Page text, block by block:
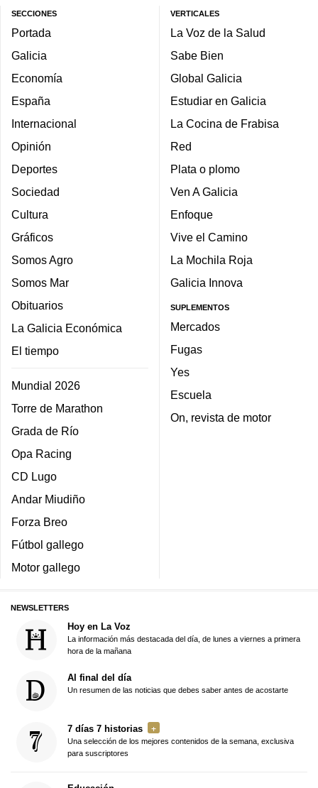
SECCIONES
Portada
Galicia
Economía
España
Internacional
Opinión
Deportes
Sociedad
Cultura
Gráficos
Somos Agro
Somos Mar
Obituarios
La Galicia Económica
El tiempo
Mundial 2026
Torre de Marathon
Grada de Río
Opa Racing
CD Lugo
Andar Miudiño
Forza Breo
Fútbol gallego
Motor gallego
VERTICALES
La Voz de la Salud
Sabe Bien
Global Galicia
Estudiar en Galicia
La Cocina de Frabisa
Red
Plata o plomo
Ven A Galicia
Enfoque
Vive el Camino
La Mochila Roja
Galicia Innova
SUPLEMENTOS
Mercados
Fugas
Yes
Escuela
On, revista de motor
NEWSLETTERS
Hoy en La Voz
La información más destacada del día, de lunes a viernes a primera
hora de la mañana
Al final del día
Un resumen de las noticias que debes saber antes de acostarte
7 días 7 historias
Una selección de los mejores contenidos de la semana, exclusiva
para suscriptores